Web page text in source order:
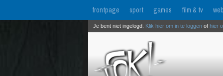
frontpage sport games film & tv
Je bent niet ingelogd. Klik hier om in te loggen of hier